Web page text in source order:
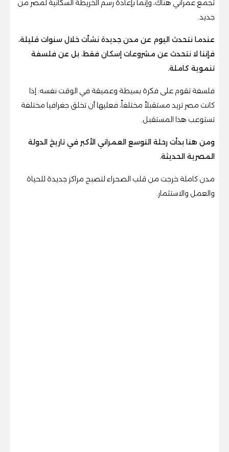
تجمع عمراني هناك، وإنما بإعادة رسم الخريطة السكانية لمصر من
جديد.
عندما نتحدث اليوم عن مدن جديدة نشأت خلال سنوات قليلة،
فإننا لا نتحدث عن مشروعات إسكان فقط، بل عن فلسفة
تنموية كاملة.
فلسفة تقوم على فكرة بسيطة وعميقة في الوقت نفسه: إذا
كانت مصر تريد مستقبلاً مختلفاً، فعليها أن تخلق جغرافيا مختلفة
تستوعب هذا المستقبل.
ومن هنا بدأت رحلة التوسع العمراني الأكبر في تاريخ الدولة
المصرية الحديثة.
مدن كاملة خرجت من قلب الصحراء لتصبح مراكز جديدة للحياة
والعمل والاستثمار.